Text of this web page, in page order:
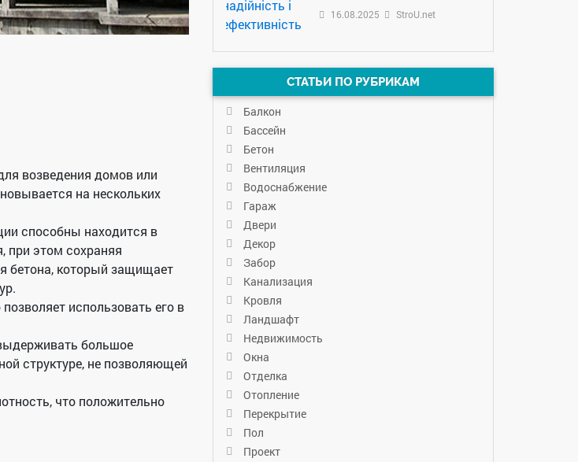
возведения домов или
на нескольких
способны находится в
при этом сохраняя
бетона, который защищает
использовать его в
большое
структуре, не позволяющей
что положительно
16.08.2025 StroU.net
СТАТЬИ ПО РУБРИКАМ
Балкон
Бассейн
Бетон
Вентиляция
Водоснабжение
Гараж
Двери
Декор
Забор
Канализация
Кровля
Ландшафт
Недвижимость
Окна
Отделка
Отопление
Перекрытие
Пол
Проект